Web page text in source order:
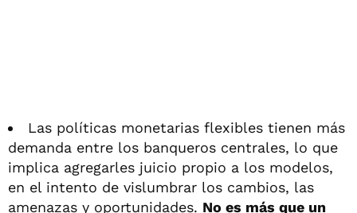
Las políticas monetarias flexibles tienen más
demanda entre los banqueros centrales, lo que
implica agregarles juicio propio a los modelos,
en el intento de vislumbrar los cambios, las
amenazas y oportunidades. No es más que un